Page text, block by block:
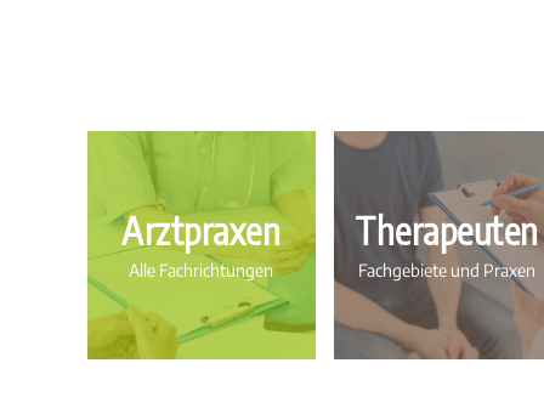
Arztpraxen
Alle Fachrichtungen
Therapeuten
Fachgebiete und Praxen